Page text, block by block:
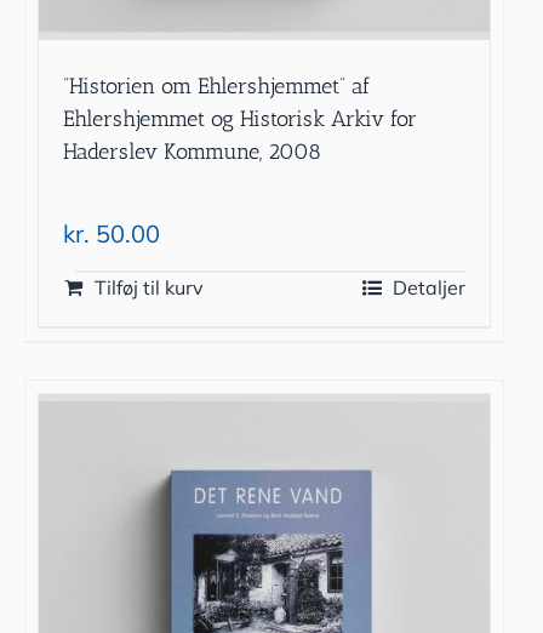
”Historien om Ehlershjemmet” af
Ehlershjemmet og Historisk Arkiv for
Haderslev Kommune, 2008
kr. 50.00
Tilføj til kurv Detaljer